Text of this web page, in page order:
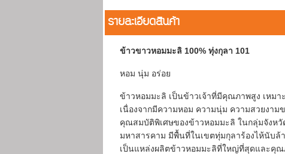
รายละเอียดสินค้า
ข้าวขาวหอมมะลิ 100% ทุ่งกุลา 101
หอม นุ่ม อร่อย
ข้าวหอมมะลิ เป็นข้าวเจ้าที่มีคุณภาพสูง เหม
เนื่องจากมีความหอม ความนุ่ม ความสวยงา
คุณสมบัติพิเศษของข้าวหอมมะลิ ในกลุ่มจังห
มหาสารคาม มีพื้นที่ในเขตทุ่มกุลาร้องไห้นับล้
เป็นแหล่งผลิตข้าวหอมมะลิที่ใหญ่ที่สุดและคุณ